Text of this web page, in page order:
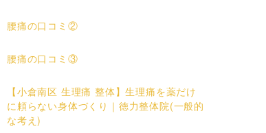
腰痛の口コミ②
腰痛の口コミ③
【小倉南区 生理痛 整体】生理痛を薬だけ
に頼らない身体づくり｜徳力整体院(一般的
な考え)